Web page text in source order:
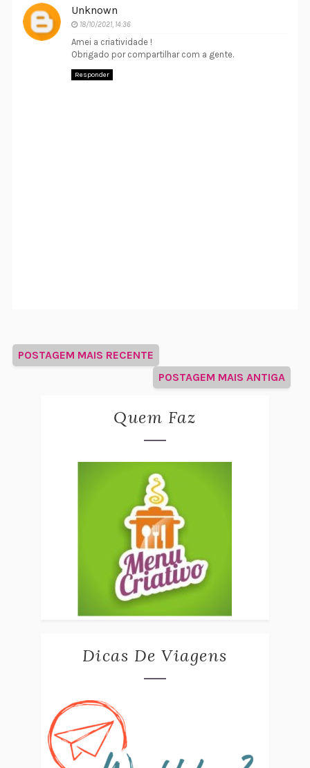
Unknown
18/10/2021, 14:36
Amei a criatividade !
Obrigado por compartilhar com a gente.
Responder
POSTAGEM MAIS RECENTE
POSTAGEM MAIS ANTIGA
Quem Faz
Dicas De Viagens